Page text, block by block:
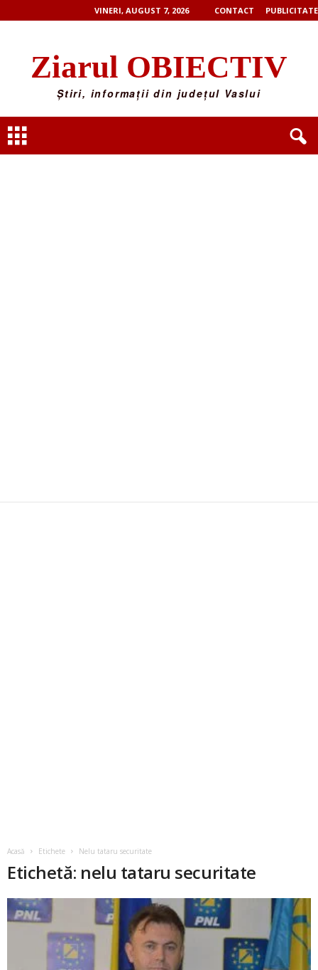
VINERI, AUGUST 7, 2026 CONTACT PUBLICITATE
Ziarul OBIECTIV
Știri, informații din județul Vaslui
Acasă Etichete Nelu tataru securitate
Etichetă: nelu tataru securitate